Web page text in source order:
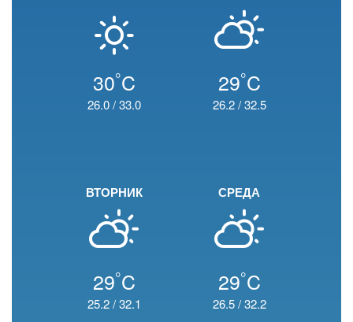
30°C
26.0/33.0
29°C
26.2/32.5
ВТОРНИК
29°C
25.2/32.1
СРЕДА
29°C
26.5/32.2